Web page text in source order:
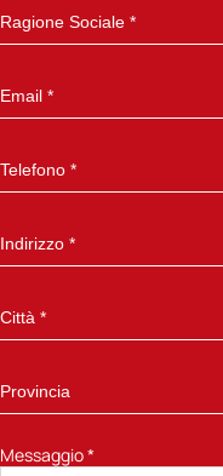
Messaggio*